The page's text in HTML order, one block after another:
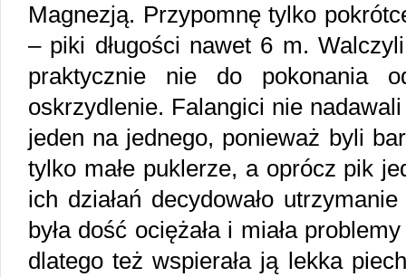
Magnezją. Przypomnę tylko
– piki długości nawet 6 m.
praktycznie nie do pokonania
oskrzydlenie. Falangici nie
jeden na jednego, ponieważ byli
tylko małe puklerze, a oprócz pik
ich działań decydowało
była dość ociężała i miała
dlatego też wspierała ją lekka